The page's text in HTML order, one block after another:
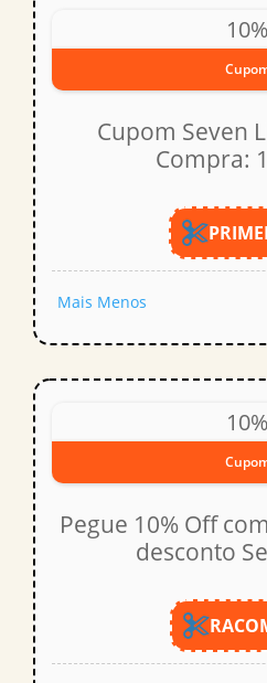
10%
Cupom Seven
Compra:
Mais Menos
10%
Pegue 10% Off
desconto